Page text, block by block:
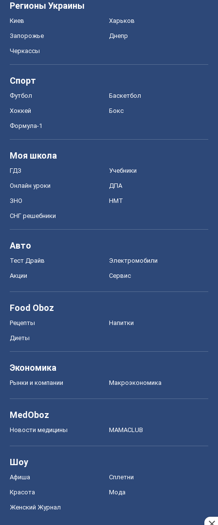
Регионы Украины
Киев Харьков
Запорожье Днепр
Черкассы
Спорт
Футбол Баскетбол
Хоккей Бокс
Формула-1
Моя школа
ГДЗ Учебники
Онлайн уроки ДПА
ЗНО НМТ
СНГ решебники
Авто
Тест Драйв Электромобили
Акции Сервис
Food Oboz
Рецепты Напитки
Диеты
Экономика
Рынки и компании Mакроэкономика
MedOboz
Новости медицины MAMACLUB
Шоу
Афиша Сплетни
Красота Мода
Женский Журнал